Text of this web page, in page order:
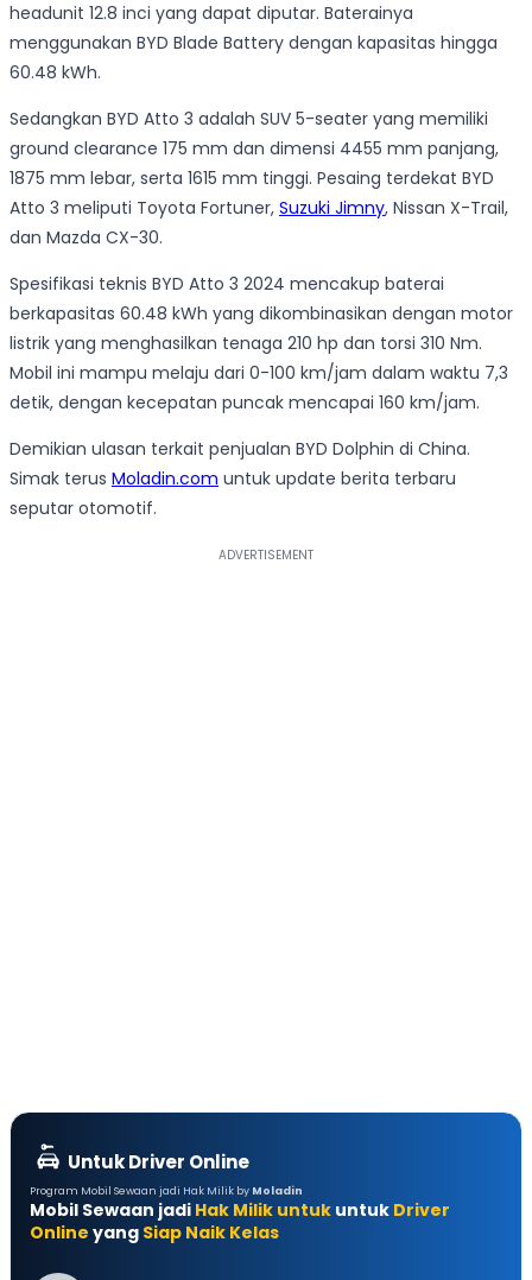
headunit 12.8 inci yang dapat diputar. Baterainya
menggunakan BYD Blade Battery dengan kapasitas hingga
60.48 kWh.
Sedangkan BYD Atto 3 adalah SUV 5-seater yang memiliki
ground clearance 175 mm dan dimensi 4455 mm panjang,
1875 mm lebar, serta 1615 mm tinggi. Pesaing terdekat BYD
Atto 3 meliputi Toyota Fortuner, Suzuki Jimny, Nissan X-Trail,
dan Mazda CX-30.
Spesifikasi teknis BYD Atto 3 2024 mencakup baterai
berkapasitas 60.48 kWh yang dikombinasikan dengan motor
listrik yang menghasilkan tenaga 210 hp dan torsi 310 Nm.
Mobil ini mampu melaju dari 0-100 km/jam dalam waktu 7,3
detik, dengan kecepatan puncak mencapai 160 km/jam.
Demikian ulasan terkait penjualan BYD Dolphin di China.
Simak terus Moladin.com untuk update berita terbaru
seputar otomotif.
Untuk Driver Online
Program Mobil Sewaan jadi Hak Milik by Moladin
Mobil Sewaan jadi Hak Milik untuk untuk Driver
Online yang Siap Naik Kelas